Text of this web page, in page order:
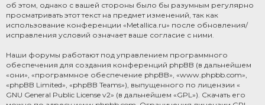
об этом, однако с вашей стороны было бы разумным регулярно
просматривать этот текст на предмет изменений, так как
использование конференции «Metallica.ru» после обновления/
исправления условий означает ваше согласие с ними.
Наши форумы работают под управлением программного
обеспечения для создания конференций phpBB (в дальнейшем
«они», «программное обеспечение phpBB», «www.phpbb.com»,
«phpBB Limited», «phpBB Teams»), выпущенного по лицензии «
GNU General Public License v2» (в дальнейшем «GPL»). Скачать его